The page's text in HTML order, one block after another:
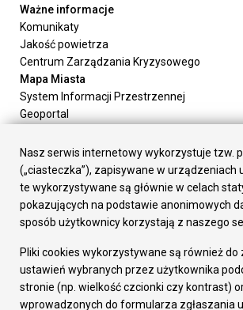
Ważne informacje
Komunikaty
Jakość powietrza
Centrum Zarządzania Kryzysowego
Mapa Miasta
System Informacji Przestrzennej
Geoportal
Załatw sprawę
Prezydent Miasta
Rada Miasta
Wydziały
Elektroniczna Skrzynka Podawcza
Gospodarka
Fundusze europejskie
Środki krajowe
Oferty inwestycyjne
Nasz serwis internetowy wykorzystuje tzw.
(„ciasteczka”), zapisywane w urządzeniach
te wykorzystywane są głównie w celach
pokazujących na podstawie anonimowych
sposób użytkownicy korzystają z naszego
Pliki cookies wykorzystywane są również
ustawień wybranych przez użytkownika
stronie (np. wielkość czcionki czy kontrast)
wprowadzonych do formularza zgłaszania